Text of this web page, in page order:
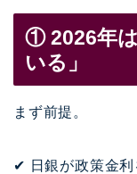
① 2026年
いる」
まず前提。
✔ 日銀が政策金